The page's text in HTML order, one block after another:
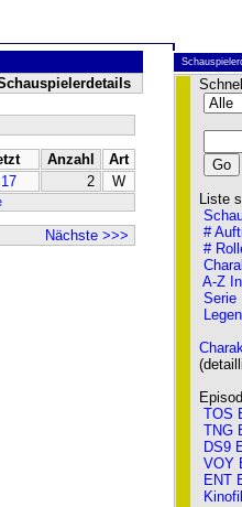
Anzahl
Art
2 W
Nächste >>>
Liste
#
#
A-Z
Serie
TOS
TNG
DS9
VOY
ENT